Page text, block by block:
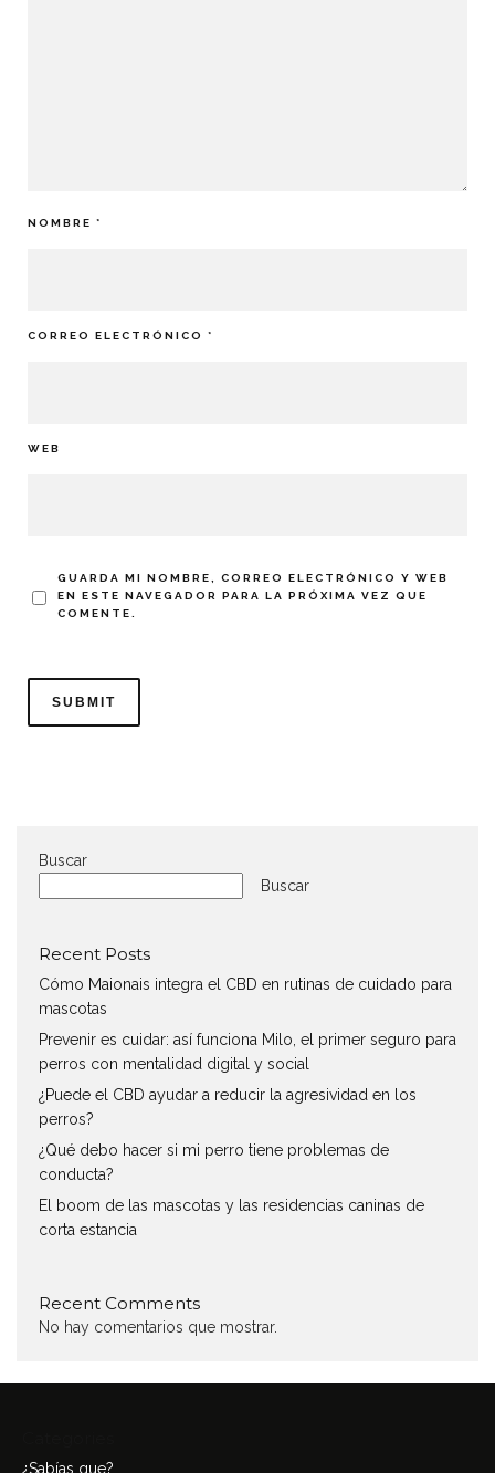
NOMBRE *
CORREO ELECTRÓNICO *
WEB
GUARDA MI NOMBRE, CORREO ELECTRÓNICO Y WEB
EN ESTE NAVEGADOR PARA LA PRÓXIMA VEZ QUE
COMENTE.
Buscar
Buscar
Recent Posts
Cómo Maionais integra el CBD en rutinas de cuidado para
mascotas
Prevenir es cuidar: así funciona Milo, el primer seguro para
perros con mentalidad digital y social
¿Puede el CBD ayudar a reducir la agresividad en los
perros?
¿Qué debo hacer si mi perro tiene problemas de
conducta?
El boom de las mascotas y las residencias caninas de
corta estancia
Recent Comments
No hay comentarios que mostrar.
¿Sabías que?